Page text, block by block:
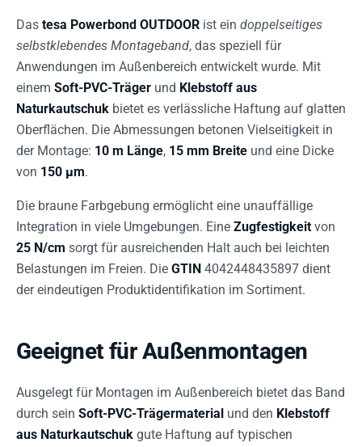
Das tesa Powerbond OUTDOOR ist ein doppelseitiges
selbstklebendes Montageband, das speziell für
Anwendungen im Außenbereich entwickelt wurde. Mit
einem Soft-PVC-Träger und Klebstoff aus
Naturkautschuk bietet es verlässliche Haftung auf glatten
Oberflächen. Die Abmessungen betonen Vielseitigkeit in
der Montage: 10 m Länge, 15 mm Breite und eine Dicke
von 150 µm.
Die braune Farbgebung ermöglicht eine unauffällige
Integration in viele Umgebungen. Eine Zugfestigkeit von
25 N/cm sorgt für ausreichenden Halt auch bei leichten
Belastungen im Freien. Die GTIN 4042448435897 dient
der eindeutigen Produktidentifikation im Sortiment.
Geeignet für Außenmontagen
Ausgelegt für Montagen im Außenbereich bietet das Band
durch sein Soft-PVC-Trägermaterial und den Klebstoff
aus Naturkautschuk gute Haftung auf typischen